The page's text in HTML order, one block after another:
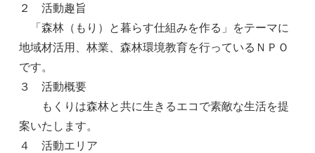
２ 活動趣旨
「森林（もり）と暮らす仕組みを作る」をテーマに
地域材活用、林業、森林環境教育を行っているＮＰＯ
です。
３ 活動概要
もくりは森林と共に生きるエコで素敵な生活を提
案いたします。
４ 活動エリア